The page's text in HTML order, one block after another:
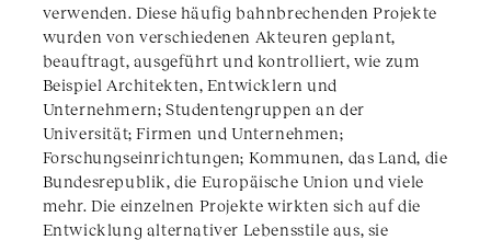
verwenden. Diese häufig bahnbrechenden Projekte
wurden von verschiedenen Akteuren geplant,
beauftragt, ausgeführt und kontrolliert, wie zum
Beispiel Architekten, Entwicklern und
Unternehmern; Studentengruppen an der
Universität; Firmen und Unternehmen;
Forschungseinrichtungen; Kommunen, das Land, die
Bundesrepublik, die Europäische Union und viele
mehr. Die einzelnen Projekte wirkten sich auf die
Entwicklung alternativer Lebensstile aus, sie